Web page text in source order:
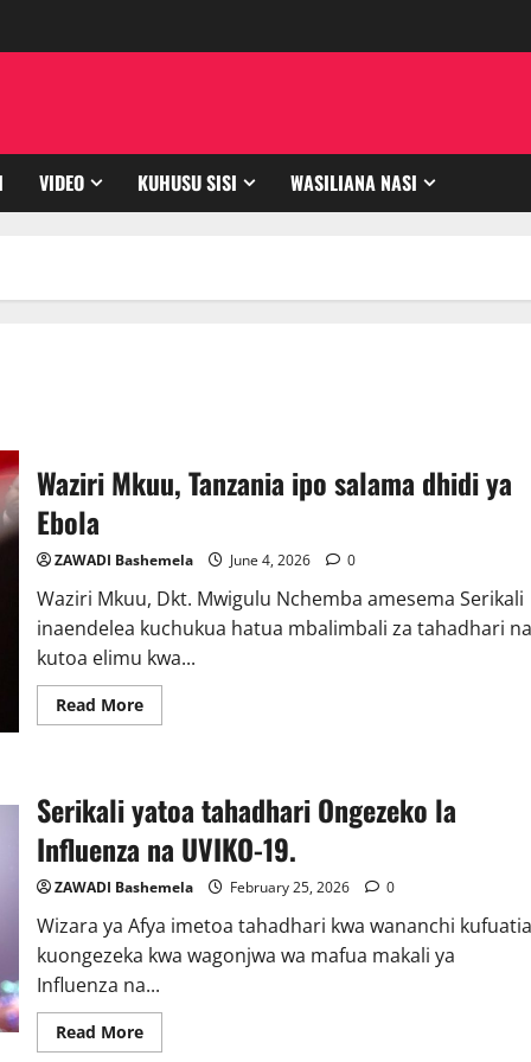
VIDEO KUHUSU SISI WASILIANA NASI
Waziri Mkuu, Tanzania ipo salama dhidi ya
Ebola
ZAWADI Bashemela June 4, 2026 0
Waziri Mkuu, Dkt. Mwigulu Nchemba amesema Serikali
inaendelea kuchukua hatua mbalimbali za tahadhari na
kutoa elimu kwa...
Read MoreRead
more
ipo
salama
dhidi
ya
Ebola
Serikali yatoa tahadhari Ongezeko la
Influenza na UVIKO-19.
ZAWADI Bashemela February 25, 2026 0
Wizara ya Afya imetoa tahadhari kwa wananchi kufuatia
kuongezeka kwa wagonjwa wa mafua makali ya
Influenza na...
Read MoreRead
more